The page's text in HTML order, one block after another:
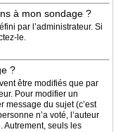
à mon sondage ?
par l’administrateur. Si
le.
?
être modifiés que par
Pour modifier un
message du sujet (c’est
n’a voté, l’auteur
Autrement, seuls les